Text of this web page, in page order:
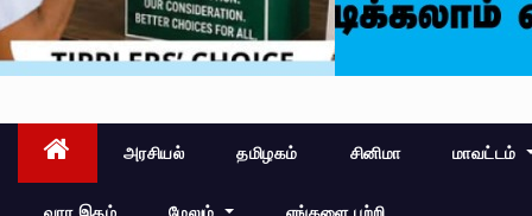
அரசியல் தமிழகம் சினிமா மாவட்டம்